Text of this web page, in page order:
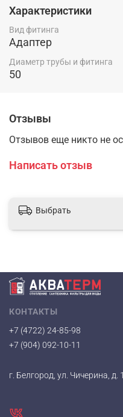
Характеристики
Вид фитинга
Адаптер
Диаметр трубы и фитинга
50
Отзывы
Отзывов еще никто не
Написать отзыв
Выбрать
КОНТАКТЫ
+7 (4722) 24-85-98
+7 (904) 092-10-11
г. Белгород, ул. Чичерина, д.